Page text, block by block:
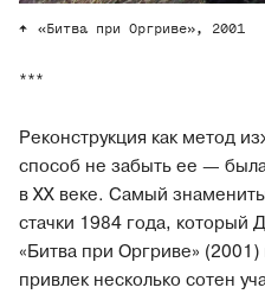
«Битва при Оргриве», 2001
***
Реконструкция как метод
способ не забыть ее —
в XX веке. Самый
стачки 1984 года, который
«Битва при Оргриве»
привлек несколько сотен